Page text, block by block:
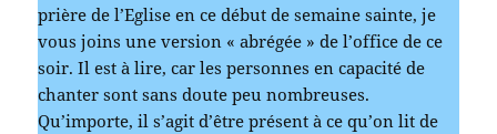
prière de l’Eglise en ce début de semaine sainte, je
vous joins une version « abrégée » de l’office de ce
soir. Il est à lire, car les personnes en capacité de
chanter sont sans doute peu nombreuses.
Qu’importe, il s’agit d’être présent à ce qu’on lit de